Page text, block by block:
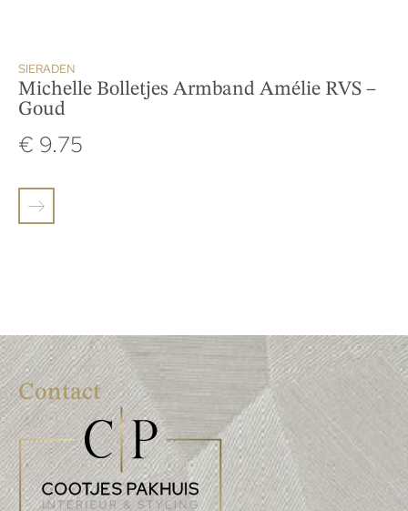
SIERADEN
Michelle Bolletjes Armband Amélie RVS –
Goud
€ 9.75
Contact